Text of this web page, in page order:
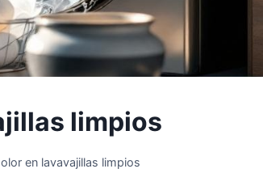
limpios
en lavavajillas limpios